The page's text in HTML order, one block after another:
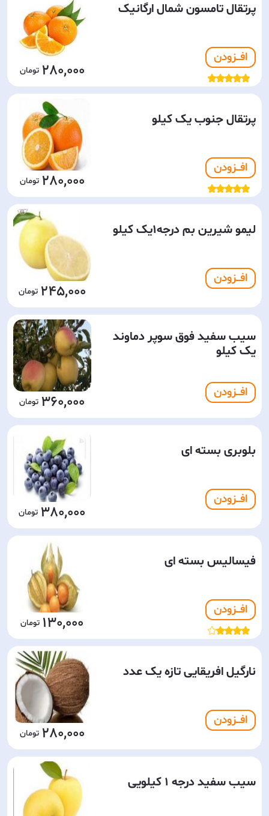
پرتقال تامسون شمال ارگانیک
افـــزودن
280,000
پرتقال جنوب یک کیلو
افـــزودن
280,000
لیمو شیرین بم درجه۱یک کیلو
افـــزودن
245,000
سیب سفید فوق سوپر دماوند
یک کیلو
افـــزودن 360,000
بلوبرى بسته اى
افـــزودن
380,000
فیسالیس بسته اى
افـــزودن
130,000
نارگیل افریقایى تازه یک عدد
افـــزودن
280,000
سیب سفید درجه 1 کیلویی